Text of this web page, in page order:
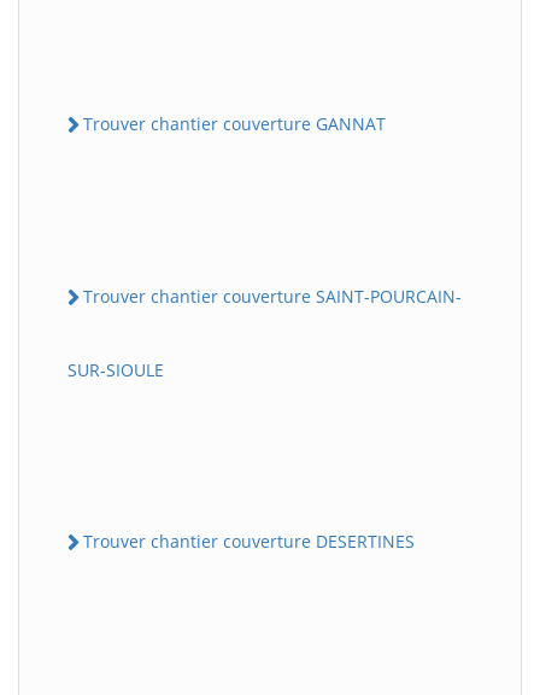
Trouver chantier couverture GANNAT
Trouver chantier couverture SAINT-POURCAIN-
SUR-SIOULE
Trouver chantier couverture DESERTINES